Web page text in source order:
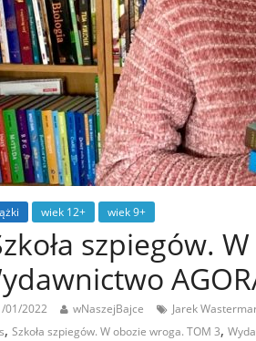
wiek 12+ wiek 9+
szpiegów.
01/2022 wNaszejBajce Jarek
, Szkoła szpiegów. W obozie wroga. TOM 3,